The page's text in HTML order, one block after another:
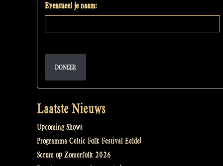
Eventueel je naam:
DONEER
Laatste Nieuws
Upcoming Shows
Programma Celtic Folk Festival Eelde!
Scrum op Zomerfolk 2026